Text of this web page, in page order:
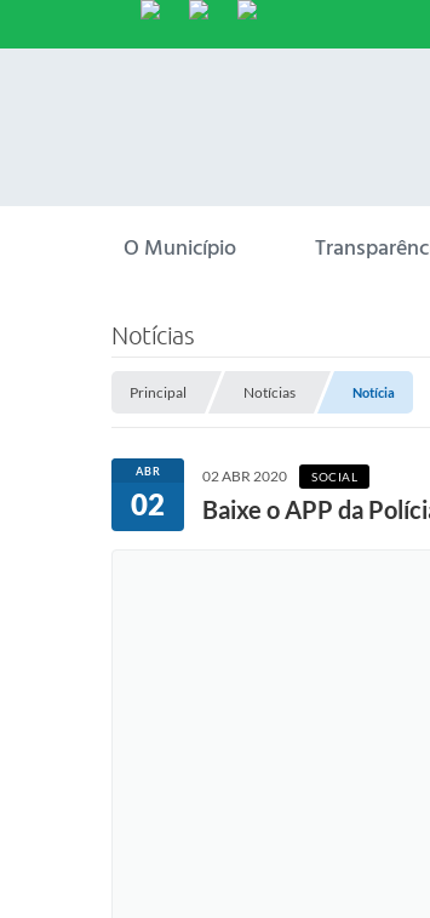
O Município
Notícias
Principal Notícias Notícia
ABR
02
02 ABR 2020 SOCIAL
Baixe o APP da